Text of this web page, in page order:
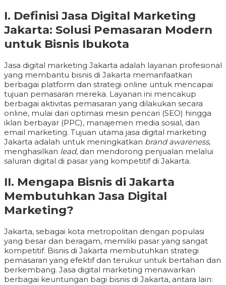
I. Definisi Jasa Digital Marketing
Jakarta: Solusi Pemasaran Modern
untuk Bisnis Ibukota
Jasa digital marketing Jakarta adalah layanan profesional
yang membantu bisnis di Jakarta memanfaatkan
berbagai platform dan strategi online untuk mencapai
tujuan pemasaran mereka. Layanan ini mencakup
berbagai aktivitas pemasaran yang dilakukan secara
online, mulai dari optimasi mesin pencari (SEO) hingga
iklan berbayar (PPC), manajemen media sosial, dan
email marketing. Tujuan utama jasa digital marketing
Jakarta adalah untuk meningkatkan brand awareness,
menghasilkan lead, dan mendorong penjualan melalui
saluran digital di pasar yang kompetitif di Jakarta.
II. Mengapa Bisnis di Jakarta
Membutuhkan Jasa Digital
Marketing?
Jakarta, sebagai kota metropolitan dengan populasi
yang besar dan beragam, memiliki pasar yang sangat
kompetitif. Bisnis di Jakarta membutuhkan strategi
pemasaran yang efektif dan terukur untuk bertahan dan
berkembang. Jasa digital marketing menawarkan
berbagai keuntungan bagi bisnis di Jakarta, antara lain: